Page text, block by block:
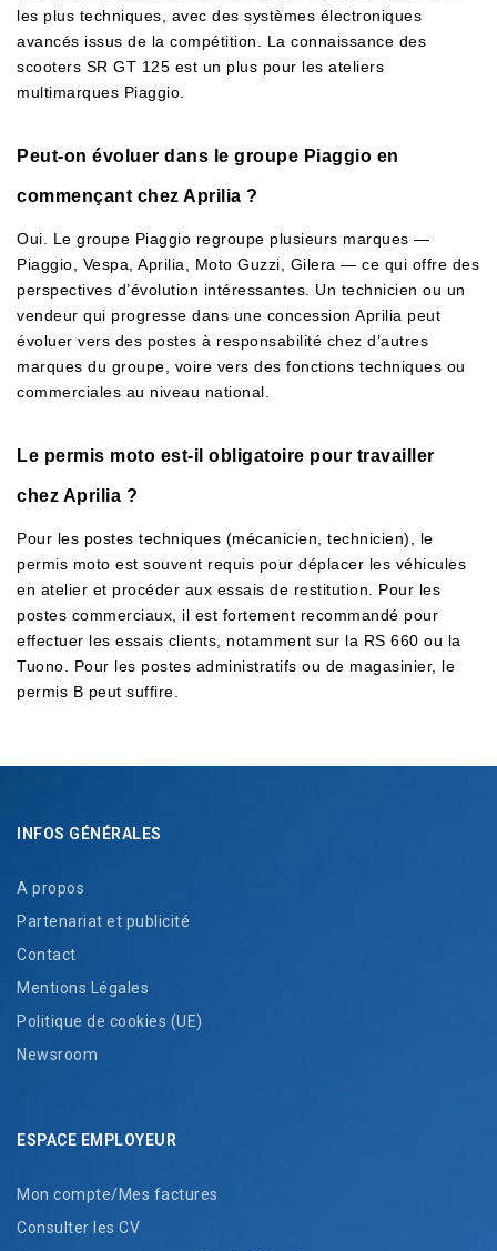
les plus techniques, avec des systèmes électroniques
avancés issus de la compétition. La connaissance des
scooters SR GT 125 est un plus pour les ateliers
multimarques Piaggio.
Peut-on évoluer dans le groupe Piaggio en
commençant chez Aprilia ?
Oui. Le groupe Piaggio regroupe plusieurs marques —
Piaggio, Vespa, Aprilia, Moto Guzzi, Gilera — ce qui offre des
perspectives d’évolution intéressantes. Un technicien ou un
vendeur qui progresse dans une concession Aprilia peut
évoluer vers des postes à responsabilité chez d’autres
marques du groupe, voire vers des fonctions techniques ou
commerciales au niveau national.
Le permis moto est-il obligatoire pour travailler
chez Aprilia ?
Pour les postes techniques (mécanicien, technicien), le
permis moto est souvent requis pour déplacer les véhicules
en atelier et procéder aux essais de restitution. Pour les
postes commerciaux, il est fortement recommandé pour
effectuer les essais clients, notamment sur la RS 660 ou la
Tuono. Pour les postes administratifs ou de magasinier, le
permis B peut suffire.
INFOS GÉNÉRALES
A propos
Partenariat et publicité
Contact
Mentions Légales
Politique de cookies (UE)
Newsroom
ESPACE EMPLOYEUR
Mon compte/Mes factures
Consulter les CV